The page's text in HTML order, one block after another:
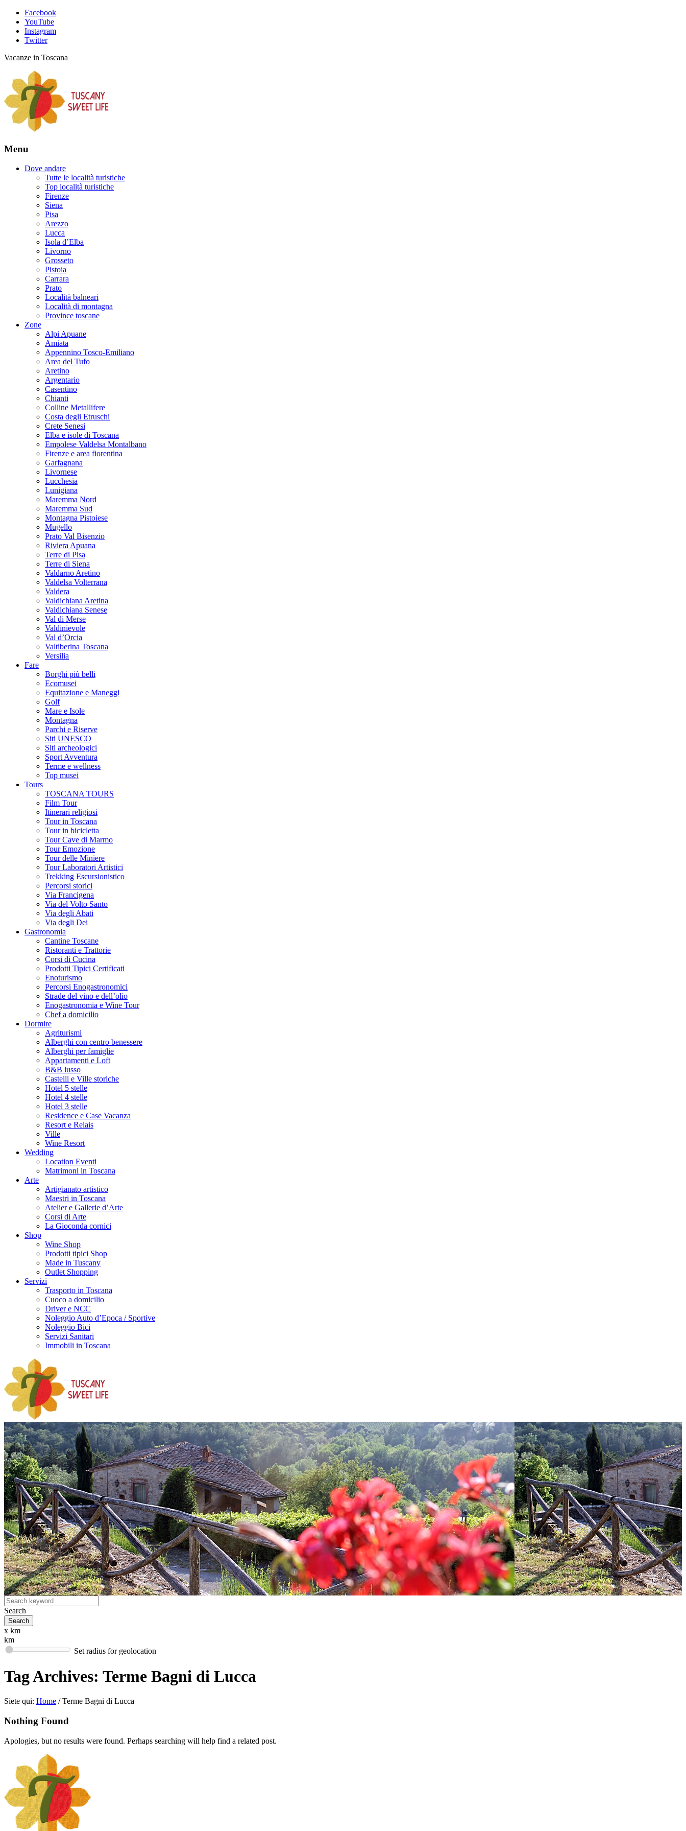
Facebook
YouTube
Instagram
Twitter
Vacanze in Toscana
Menu
Dove andare
Tutte le località turistiche
Top località turistiche
Firenze
Siena
Pisa
Arezzo
Lucca
Isola d’Elba
Livorno
Grosseto
Pistoia
Carrara
Prato
Località balneari
Località di montagna
Province toscane
Zone
Alpi Apuane
Amiata
Appennino Tosco-Emiliano
Area del Tufo
Aretino
Argentario
Casentino
Chianti
Colline Metallifere
Costa degli Etruschi
Crete Senesi
Elba e isole di Toscana
Empolese Valdelsa Montalbano
Firenze e area fiorentina
Garfagnana
Livornese
Lucchesia
Lunigiana
Maremma Nord
Maremma Sud
Montagna Pistoiese
Mugello
Prato Val Bisenzio
Riviera Apuana
Terre di Pisa
Terre di Siena
Valdarno Aretino
Valdelsa Volterrana
Valdera
Valdichiana Aretina
Valdichiana Senese
Val di Merse
Valdinievole
Val d’Orcia
Valtiberina Toscana
Versilia
Fare
Borghi più belli
Ecomusei
Equitazione e Maneggi
Golf
Mare e Isole
Montagna
Parchi e Riserve
Siti UNESCO
Siti archeologici
Sport Avventura
Terme e wellness
Top musei
Tours
TOSCANA TOURS
Film Tour
Itinerari religiosi
Tour in Toscana
Tour in bicicletta
Tour Cave di Marmo
Tour Emozione
Tour delle Miniere
Tour Laboratori Artistici
Trekking Escursionistico
Percorsi storici
Via Francigena
Via del Volto Santo
Via degli Abati
Via degli Dei
Gastronomia
Cantine Toscane
Ristoranti e Trattorie
Corsi di Cucina
Prodotti Tipici Certificati
Enoturismo
Percorsi Enogastronomici
Strade del vino e dell’olio
Enogastronomia e Wine Tour
Chef a domicilio
Dormire
Agriturismi
Alberghi con centro benessere
Alberghi per famiglie
Appartamenti e Loft
B&B lusso
Castelli e Ville storiche
Hotel 5 stelle
Hotel 4 stelle
Hotel 3 stelle
Residence e Case Vacanza
Resort e Relais
Ville
Wine Resort
Wedding
Location Eventi
Matrimoni in Toscana
Arte
Artigianato artistico
Maestri in Toscana
Atelier e Gallerie d’Arte
Corsi di Arte
La Gioconda cornici
Shop
Wine Shop
Prodotti tipici Shop
Made in Tuscany
Outlet Shopping
Servizi
Trasporto in Toscana
Cuoco a domicilio
Driver e NCC
Noleggio Auto d’Epoca / Sportive
Noleggio Bici
Servizi Sanitari
Immobili in Toscana
Search
x km
km
Set radius for geolocation
Tag Archives: Terme Bagni di Lucca
Siete qui: Home / Terme Bagni di Lucca
Nothing Found
Apologies, but no results were found. Perhaps searching will help find a related post.